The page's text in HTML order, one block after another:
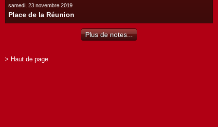
samedi, 23 novembre 2019
Place de la Réunion
Plus de notes...
> Haut de page